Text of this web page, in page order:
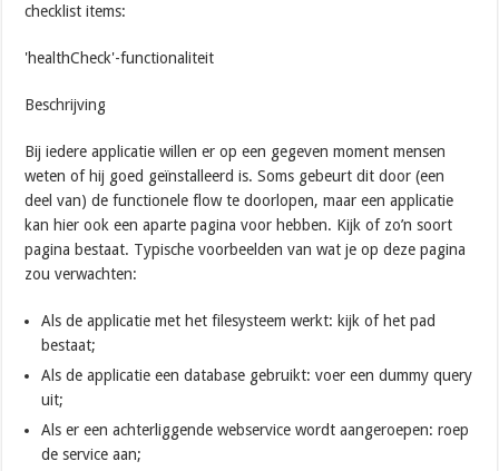
checklist items:
'healthCheck'-functionaliteit
Beschrijving
Bij iedere applicatie willen er op een gegeven moment mensen
weten of hij goed geïnstalleerd is. Soms gebeurt dit door (een
deel van) de functionele flow te doorlopen, maar een applicatie
kan hier ook een aparte pagina voor hebben. Kijk of zo’n soort
pagina bestaat. Typische voorbeelden van wat je op deze pagina
zou verwachten:
Als de applicatie met het filesysteem werkt: kijk of het pad
bestaat;
Als de applicatie een database gebruikt: voer een dummy query
uit;
Als er een achterliggende webservice wordt aangeroepen: roep
de service aan;